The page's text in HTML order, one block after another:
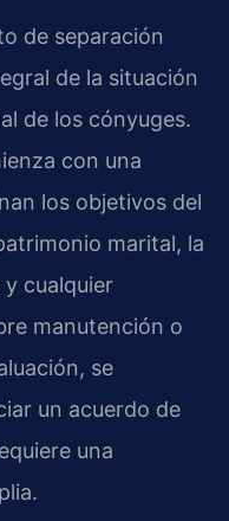
de separación
de la situación
de los cónyuges.
con una
los objetivos del
marital, la
cualquier
manutención o
se
un acuerdo de
una